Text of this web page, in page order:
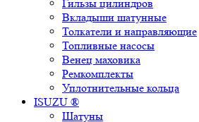
Гильзы цилиндров
Вкладыши шатунные
Толкатели и направляющие
Топливные насосы
Венец маховика
Ремкомплекты
Уплотнительные кольца
ISUZU ®
Шатуны